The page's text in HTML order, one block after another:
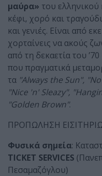
μαύρα» του ελληνικού
κέφι, χορό και
και γενιές. Είναι από
χορταίνεις να ακούς
από τη δεκαετία του
που πραγματικά
τα "Always the Sun",
"Nice 'n' Sleazy",
"Golden Brown".
ΠΡΟΠΩΛΗΣΗ
Φυσικά σημεία:
TICKET SERVICES
Πεσαμαζόγλου)